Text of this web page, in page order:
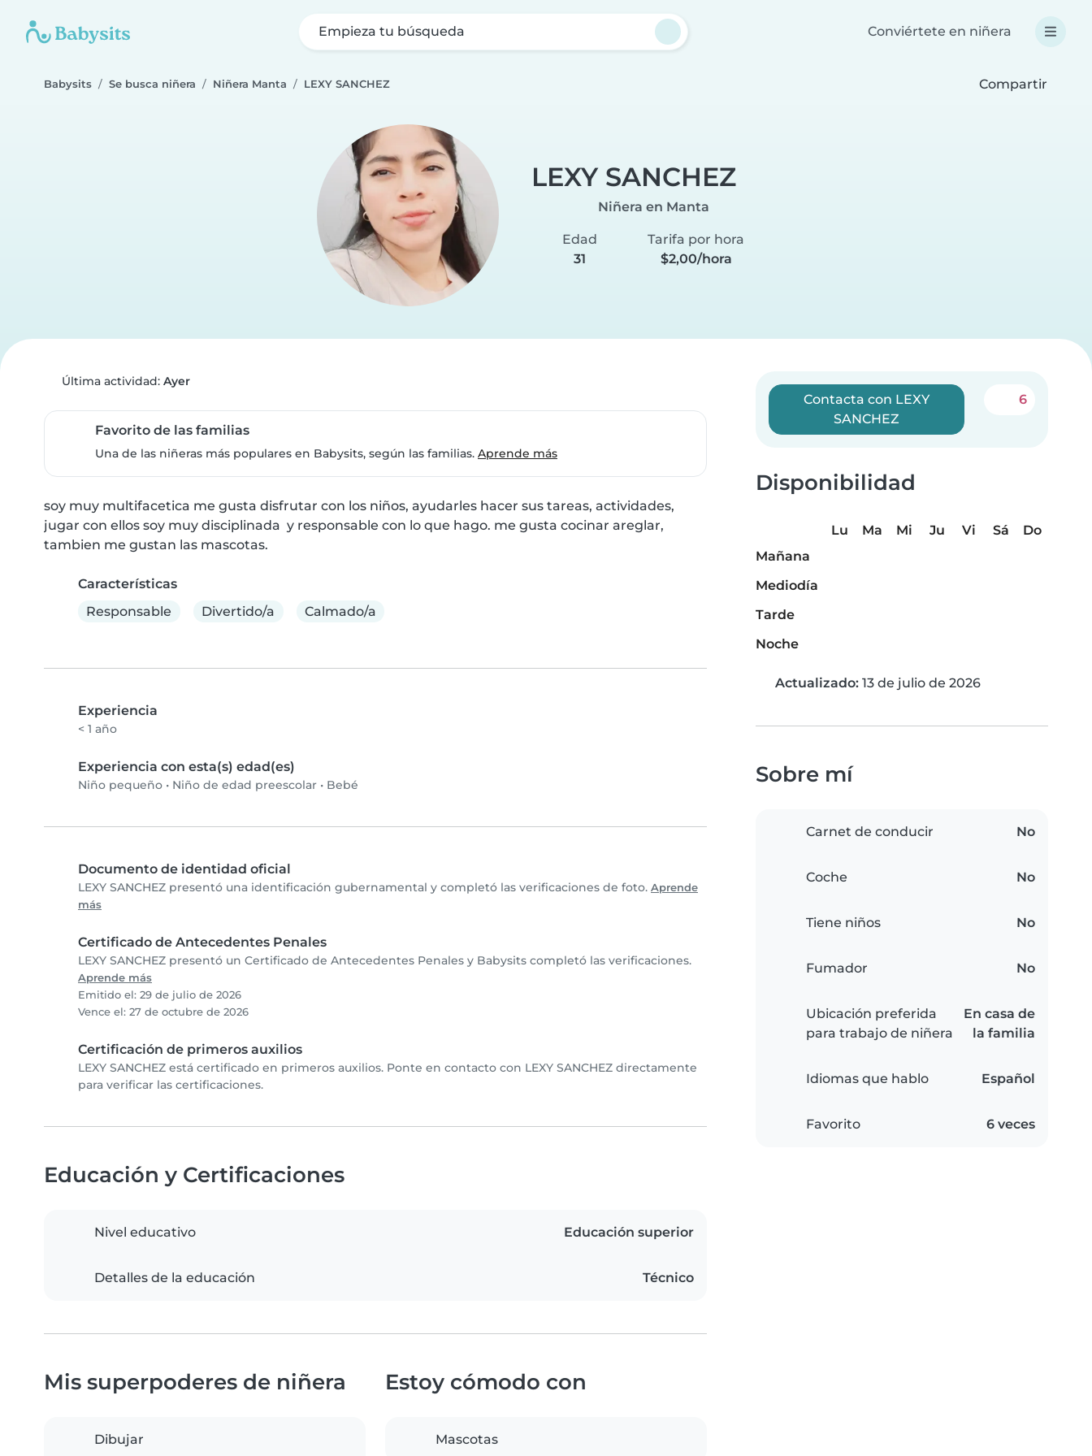
Empieza tu búsqueda Conviértete en niñera
Babysits Se busca niñera Niñera Manta LEXY SANCHEZ Compartir
LEXY SANCHEZ
Niñera en Manta
Edad
31
Tarifa por hora
$2,00/hora
Última actividad: Ayer
Favorito de las familias
Una de las niñeras más populares en Babysits, según las familias. Aprende más
soy muy multifacetica me gusta disfrutar con los niños, ayudarles hacer sus tareas, actividades,
jugar con ellos soy muy disciplinada  y responsable con lo que hago. me gusta cocinar areglar,
tambien me gustan las mascotas.
Características
Responsable
Divertido/a Calmado/a
Experiencia
< 1 año
Experiencia con esta(s) edad(es)
Niño pequeño • Niño de edad preescolar • Bebé
Documento de identidad oficial
LEXY SANCHEZ presentó una identificación gubernamental y completó las verificaciones de foto. Aprende
más
Certificado de Antecedentes Penales
LEXY SANCHEZ presentó un Certificado de Antecedentes Penales y Babysits completó las verificaciones.
Aprende más
Emitido el: 29 de julio de 2026
Vence el: 27 de octubre de 2026
Certificación de primeros auxilios
LEXY SANCHEZ está certificado en primeros auxilios. Ponte en contacto con LEXY SANCHEZ directamente
para verificar las certificaciones.
Contacta con LEXY
SANCHEZ
6
Disponibilidad
Lu Ma Mi Ju Vi Sá
Do
Mañana
Mediodía
Tarde
Noche
Actualizado: 13 de julio de 2026
Sobre mí
Carnet de conducir No
Coche No
Tiene niños No
Fumador No
Ubicación preferida
para trabajo de niñera
En casa de
la familia
Idiomas que hablo Español
Favorito 6 veces
Educación y Certificaciones
Nivel educativo Educación superior
Detalles de la educación Técnico
Mis superpoderes de niñera
Dibujar
Estoy cómodo con
Mascotas